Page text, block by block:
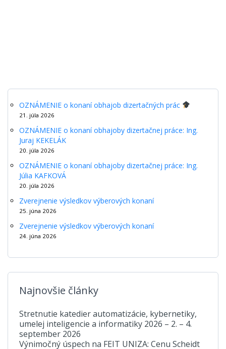
OZNÁMENIE o konaní obhajob dizertačných prác
21. júla 2026
OZNÁMENIE o konaní obhajoby dizertačnej práce: Ing.
Juraj KEKELÁK
20. júla 2026
OZNÁMENIE o konaní obhajoby dizertačnej práce: Ing.
Júlia KAFKOVÁ
20. júla 2026
Zverejnenie výsledkov výberových konaní
25. júna 2026
Zverejnenie výsledkov výberových konaní
24. júna 2026
Najnovšie články
Stretnutie katedier automatizácie, kybernetiky,
umelej inteligencie a informatiky 2026 – 2. – 4.
september 2026
Výnimočný úspech na FEIT UNIZA: Cenu Scheidt